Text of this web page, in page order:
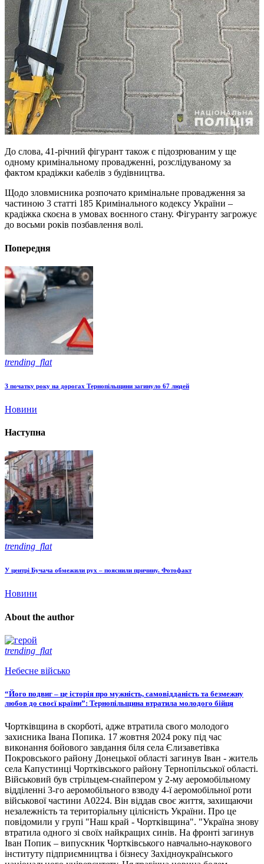
До слова, 41-річний фігурант також є підозрюваним у ще
одному кримінальному провадженні, розслідуваному за
фактом крадіжки кабелів з будівництва.
Щодо зловмисника розпочато кримінальне провадження за
частиною 3 статті 185 Кримінального кодексу України –
крадіжка скоєна в умовах воєнного стану. Фігуранту загрожує
до восьми років позбавлення волі.
Попередня
trending_flat
З початку року на дорогах Тернопільщини загинуло 67 людей
Новини
Наступна
trending_flat
У центрі Бучача обмежили рух – пояснили причину. Фотофакт
Новини
About the author
trending_flat
Небесне військо
“Його подвиг – це історія про мужність, самовідданість та безмежну
любов до своєї країни”: Тернопільщина втратила молодого бійця
Чортківщина в скорботі, адже втратила свого молодого
захисника Івана Попика. 17 жовтня 2024 року під час
виконання бойового завдання біля села Єлизаветівка
Покровського району Донецької області загинув Іван - житель
села Капустинці Чортківського району Тернопільської області.
Військовий був стрільцем-снайпером у 2-му аеромобільному
відділенні 3-го аеромобільного взводу 4-ї аеромобільної роти
військової частини А0224. Він віддав своє життя, захищаючи
незалежність та територіальну цілісність України. Про це
повідомили у групі "Наш край - Чортківщина". "Україна знову
втратила одного зі своїх найкращих синів. На фронті загинув
Іван Попик – випускник Чортківського навчально-наукового
інституту підприємництва і бізнесу Західноукраїнського